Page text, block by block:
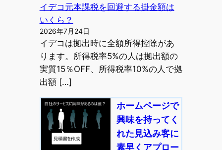
イデコ元本課税を回避する掛金額は
いくら？
2026年7月24日
イデコは拠出時に全額所得控除があ
ります。所得税率5%の人は拠出額の
実質15％OFF、所得税率10%の人で拠
出額 […]
ホームページで
興味を持ってく
れた見込み客に
素早くアプロー